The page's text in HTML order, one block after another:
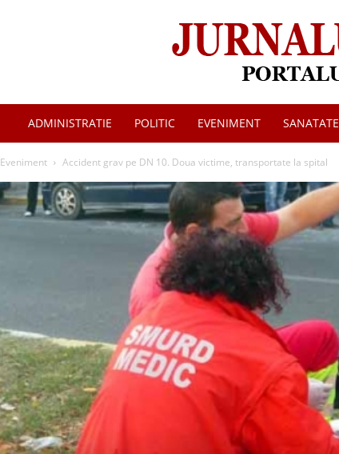
ADMINISTRATIE POLITIC EVENIMENT SANATATE
Eveniment Accident grav pe DN 10. Doua victime, transportate la spital